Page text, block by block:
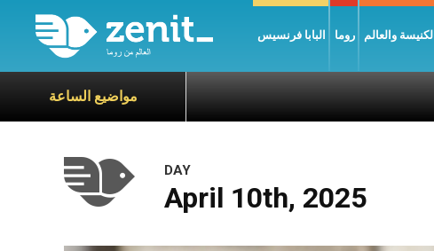
البابا فرنسيس روما الكنيسة والعالم
مواضيع الساعة
DAY
April 10th, 2025